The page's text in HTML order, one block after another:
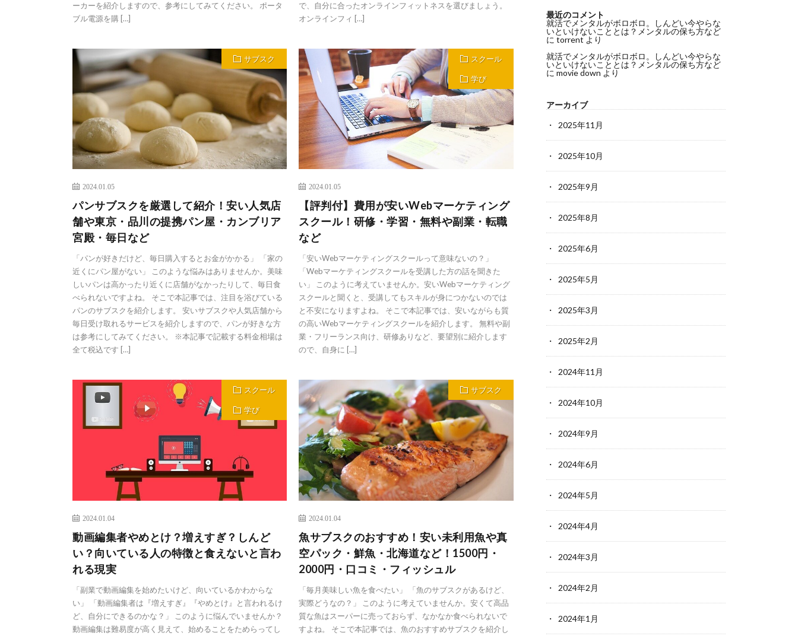
ーカーを紹介しますので、参考にしてみてください。 ポータ
ブル電源を購 […]
で、自分に合ったオンラインフィットネスを選びましょう。
オンラインフィ […]
サブスク
2024.01.05
パンサブスクを厳選して紹介！安い人気店
舗や東京・品川の提携パン屋・カンブリア
宮殿・毎日など
「パンが好きだけど、毎日購入するとお金がかかる」 「家の
近くにパン屋がない」 このような悩みはありませんか。美味
しいパンは高かったり近くに店舗がなかったりして、毎日食
べられないですよね。 そこで本記事では、注目を浴びている
パンのサブスクを紹介します。 安いサブスクや人気店舗から
毎日受け取れるサービスを紹介しますので、パンが好きな方
は参考にしてみてください。 ※本記事で記載する料金相場は
全て税込です […]
スクール
学び
2024.01.05
【評判付】費用が安いWebマーケティング
スクール！研修・学習・無料や副業・転職
など
「安いWebマーケティングスクールって意味ないの？」
「Webマーケティングスクールを受講した方の話を聞きた
い」 このように考えていませんか。安いWebマーケティング
スクールと聞くと、受講してもスキルが身につかないのでは
と不安になりますよね。 そこで本記事では、安いながらも質
の高いWebマーケティングスクールを紹介します。 無料や副
業・フリーランス向け、研修ありなど、要望別に紹介します
ので、自身に […]
スクール
学び
2024.01.04
動画編集者やめとけ？増えすぎ？しんど
い？向いている人の特徴と食えないと言わ
れる現実
「副業で動画編集を始めたいけど、向いているかわからな
い」 「動画編集者は『増えすぎ』『やめとけ』と言われるけ
ど、自分にできるのかな？」 このように悩んでいませんか？
動画編集は難易度が高く見えて、始めることをためらってし
サブスク
2024.01.04
魚サブスクのおすすめ！安い未利用魚や真
空パック・鮮魚・北海道など！1500円・
2000円・口コミ・フィッシュル
「毎月美味しい魚を食べたい」 「魚のサブスクがあるけど、
実際どうなの？」 このように考えていませんか。安くて高品
質な魚はスーパーに売っておらず、なかなか食べられないで
すよね。 そこで本記事では、魚のおすすめサブスクを紹介し
最近のコメント
就活でメンタルがボロボロ。しんどい今やらな
いといけないこととは？メンタルの保ち方など
に torrentより
就活でメンタルがボロボロ。しんどい今やらな
いといけないこととは？メンタルの保ち方など
に movie down より
アーカイブ
2025年11月
2025年10月
2025年9月
2025年8月
2025年6月
2025年5月
2025年3月
2025年2月
2024年11月
2024年10月
2024年9月
2024年6月
2024年5月
2024年4月
2024年3月
2024年2月
2024年1月